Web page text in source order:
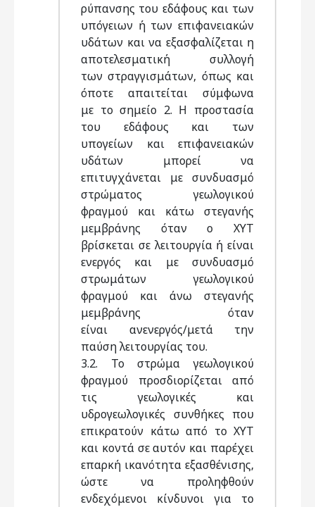
ρύπανσης του εδάφους και των
υπόγειων ή των επιφανειακών
υδάτων και να εξασφαλίζεται η
αποτελεσματική συλλογή
των στραγγισμάτων, όπως και
όποτε απαιτείται σύμφωνα
με το σημείο 2. Η προστασία
του εδάφους και των
υπογείων και επιφανειακών
υδάτων μπορεί να
επιτυγχάνεται με συνδυασμό
στρώματος γεωλογικού
φραγμού και κάτω στεγανής
μεμβράνης όταν ο ΧΥΤ
βρίσκεται σε λειτουργία ή είναι
ενεργός και με συνδυασμό
στρωμάτων γεωλογικού
φραγμού και άνω στεγανής
μεμβράνης όταν
είναι ανενεργός/μετά την
παύση λειτουργίας του.
3.2. Το στρώμα γεωλογικού
φραγμού προσδιορίζεται από
τις γεωλογικές και
υδρογεωλογικές συνθήκες που
επικρατούν κάτω από το ΧΥΤ
και κοντά σε αυτόν και παρέχει
επαρκή ικανότητα εξασθένισης,
ώστε να προληφθούν
ενδεχόμενοι κίνδυνοι για το